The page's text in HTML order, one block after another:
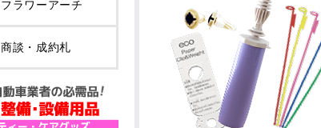
フラワーアーチ
商談・成約札